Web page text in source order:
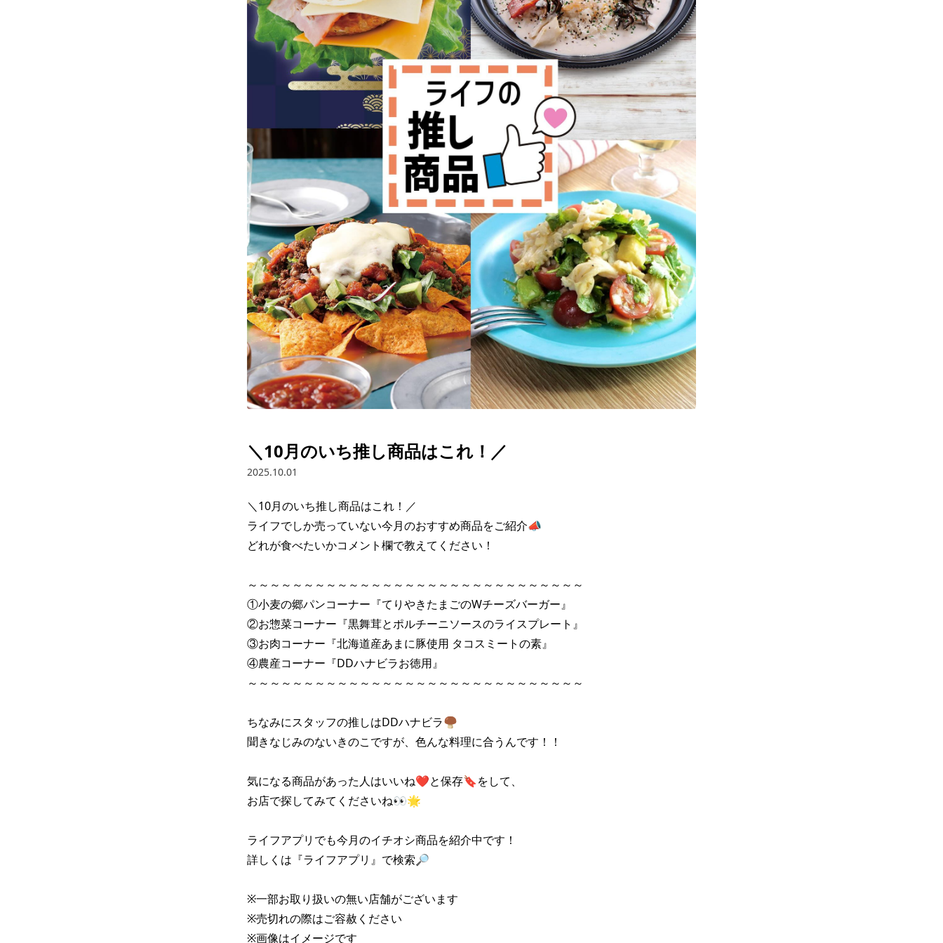
＼10月のいち推し商品はこれ！／
2025.10.01
＼10月のいち推し商品はこれ！／
ライフでしか売っていない今月のおすすめ商品をご紹介📣
どれが食べたいかコメント欄で教えてください！
～～～～～～～～～～～～～～～～～～～～～～～～～～～～～～
①小麦の郷パンコーナー『てりやきたまごのWチーズバーガー』
②お惣菜コーナー『黒舞茸とポルチーニソースのライスプレート』
③お肉コーナー『北海道産あまに豚使用 タコスミートの素』
④農産コーナー『DDハナビラお徳用』
～～～～～～～～～～～～～～～～～～～～～～～～～～～～～～
ちなみにスタッフの推しはDDハナビラ🍄‍🟫
聞きなじみのないきのこですが、色んな料理に合うんです！！
気になる商品があった人はいいね❤と保存🔖をして、
お店で探してみてくださいね👀🌟
ライフアプリでも今月のイチオシ商品を紹介中です！
詳しくは『ライフアプリ』で検索🔎
※一部お取り扱いの無い店舗がございます
※売切れの際はご容赦ください
※画像はイメージです